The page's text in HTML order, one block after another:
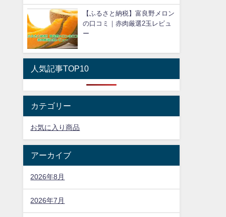
【ふるさと納税】富良野メロン
の口コミ｜赤肉厳選2玉レビュ
ー
人気記事TOP10
カテゴリー
お気に入り商品
アーカイブ
2026年8月
2026年7月